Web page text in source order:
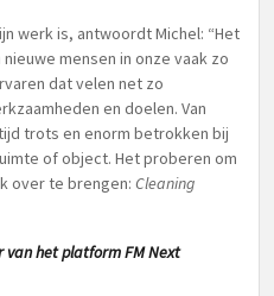
werk is, antwoordt Michel: “Het
mensen in onze vaak zo
dat velen net zo
en doelen. Van
trots en enorm betrokken bij
of object. Het proberen om
over te brengen: Cleaning
van het platform FM Next